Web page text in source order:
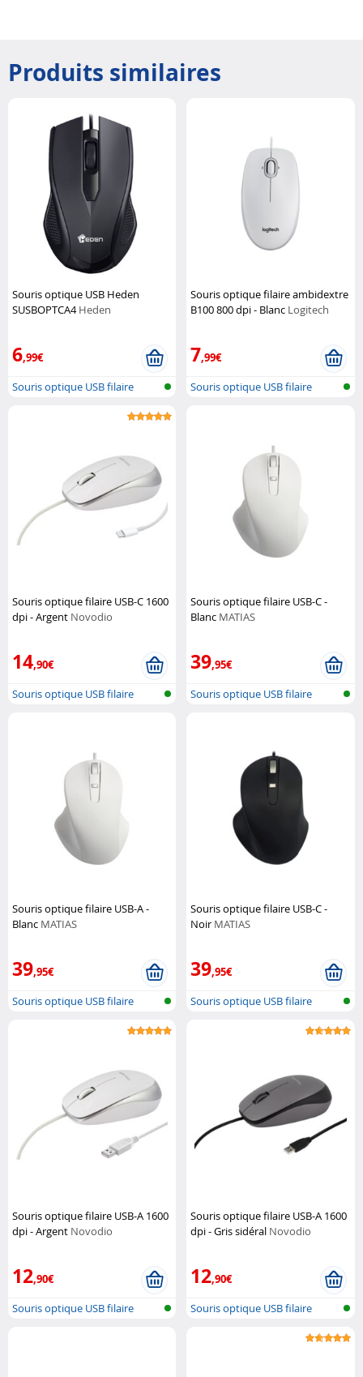
Produits similaires
Souris optique USB Heden
SUSBOPTCA4Heden
6,99€
Souris optique USB filaire
Souris optique filaire ambidextre
B100 800 dpi - Blanc Logitech
7,99€
Souris optique USB filaire
Souris optique filaire USB-C 1600
dpi - Argent Novodio
14,90€
Souris optique USB filaire
Souris optique filaire USB-C -
Blanc MATIAS
39,95€
Souris optique USB filaire
Souris optique filaire USB-A -
Blanc MATIAS
39,95€
Souris optique USB filaire
Souris optique filaire USB-C -
Noir MATIAS
39,95€
Souris optique USB filaire
Souris optique filaire USB-A 1600
dpi - Argent Novodio
12,90€
Souris optique USB filaire
Souris optique filaire USB-A 1600
dpi - Gris sidéral Novodio
12,90€
Souris optique USB filaire